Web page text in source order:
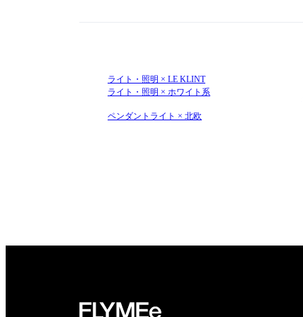
ライト・照明 × LE KLINT
ライト・照明 × ホワイト系
ペンダントライト × 北欧